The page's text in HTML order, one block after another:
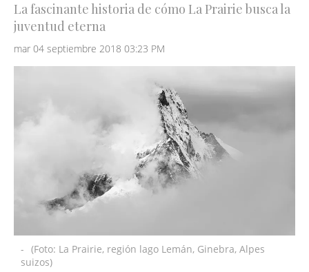
La fascinante historia de cómo La Prairie busca la
juventud eterna
mar 04 septiembre 2018 03:23 PM
- (Foto: La Prairie, región lago Lemán, Ginebra, Alpes
suizos)